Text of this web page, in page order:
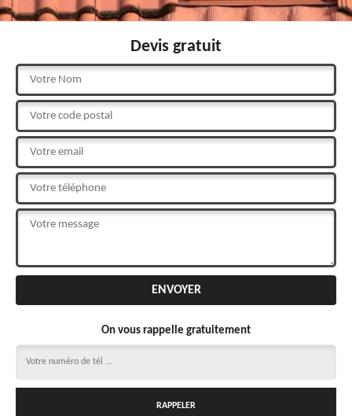
Devis gratuit
On vous rappelle gratuitement